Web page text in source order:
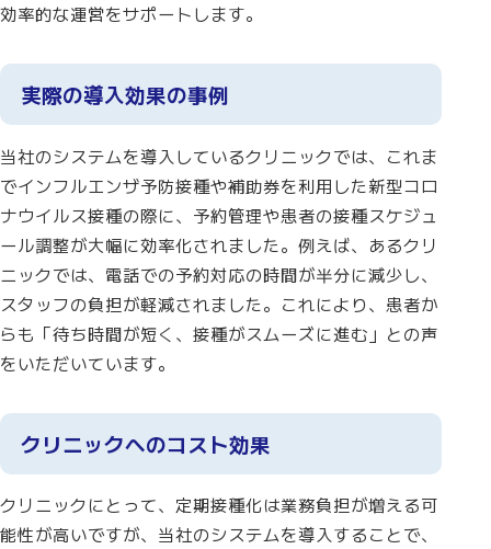
効率的な運営をサポートします。
実際の導入効果の事例
当社のシステムを導入しているクリニックでは、これま
でインフルエンザ予防接種や補助券を利用した新型コロ
ナウイルス接種の際に、予約管理や患者の接種スケジュ
ール調整が大幅に効率化されました。例えば、あるクリ
ニックでは、電話での予約対応の時間が半分に減少し、
スタッフの負担が軽減されました。これにより、患者か
らも「待ち時間が短く、接種がスムーズに進む」との声
をいただいています。
クリニックへのコスト効果
クリニックにとって、定期接種化は業務負担が増える可
能性が高いですが、当社のシステムを導入することで、